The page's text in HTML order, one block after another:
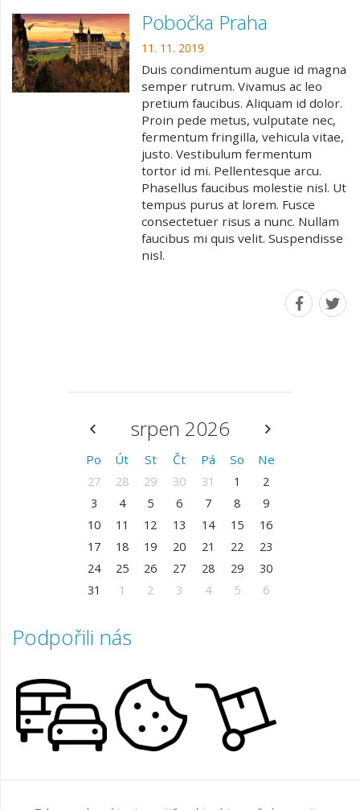
Pobočka Praha
11. 11. 2019
Duis condimentum augue id magna
semper rutrum. Vivamus ac leo
pretium faucibus. Aliquam id dolor.
Proin pede metus, vulputate nec,
fermentum fringilla, vehicula vitae,
justo. Vestibulum fermentum
tortor id mi. Pellentesque arcu.
Phasellus faucibus molestie nisl. Ut
tempus purus at lorem. Fusce
consectetuer risus a nunc. Nullam
faucibus mi quis velit. Suspendisse
nisl.
srpen 2026
Po Út St Čt Pá So Ne
27 28 29 30 31 1
2
3
4 5 6 7 8
9
10
11 12 13 14 15
16
17
18 19 20 21 22
23
24
25 26 27 28 29
30
31
1 2 3 4 5 6
Podpořili nás